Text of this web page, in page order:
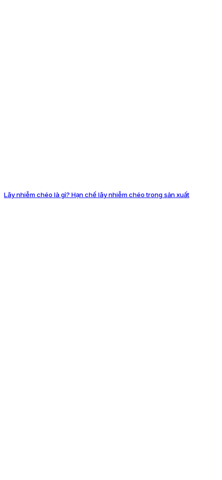
Lây nhiễm chéo là gì? Hạn chế lây nhiễm chéo trong sản xuất